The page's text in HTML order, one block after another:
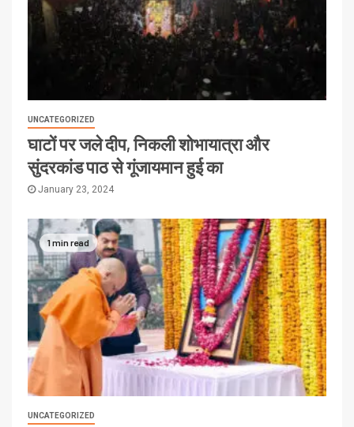
UNCATEGORIZED
घाटों पर जले दीप, निकली शोभायात्रा और
सुंदरकांड पाठ से गूंजायमान हुई का
January 23, 2024
1 min read
UNCATEGORIZED